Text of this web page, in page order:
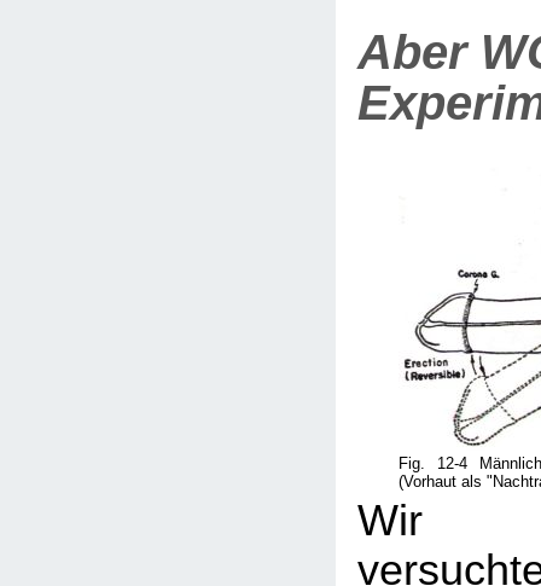
Aber
Fig. 12-4
(Vorhaut als
Wir